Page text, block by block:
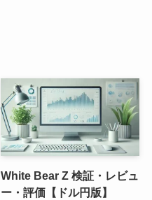
White Bear Z 検証・レビュ
ー・評価【ドル円版】